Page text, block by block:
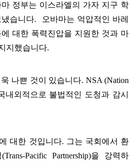
정부는 이스라엘의 가자 지구 학
습니다. 오바마는 억압적인 바레
대한 폭력진압을 지원한 것과 마
지했습니다.
나쁜 것이 있습니다. NSA (Nation
내외적으로 불법적인 도청과 감시
대한 것입니다. 그는 국회에서 환
Pacific Partnership)을 강력하